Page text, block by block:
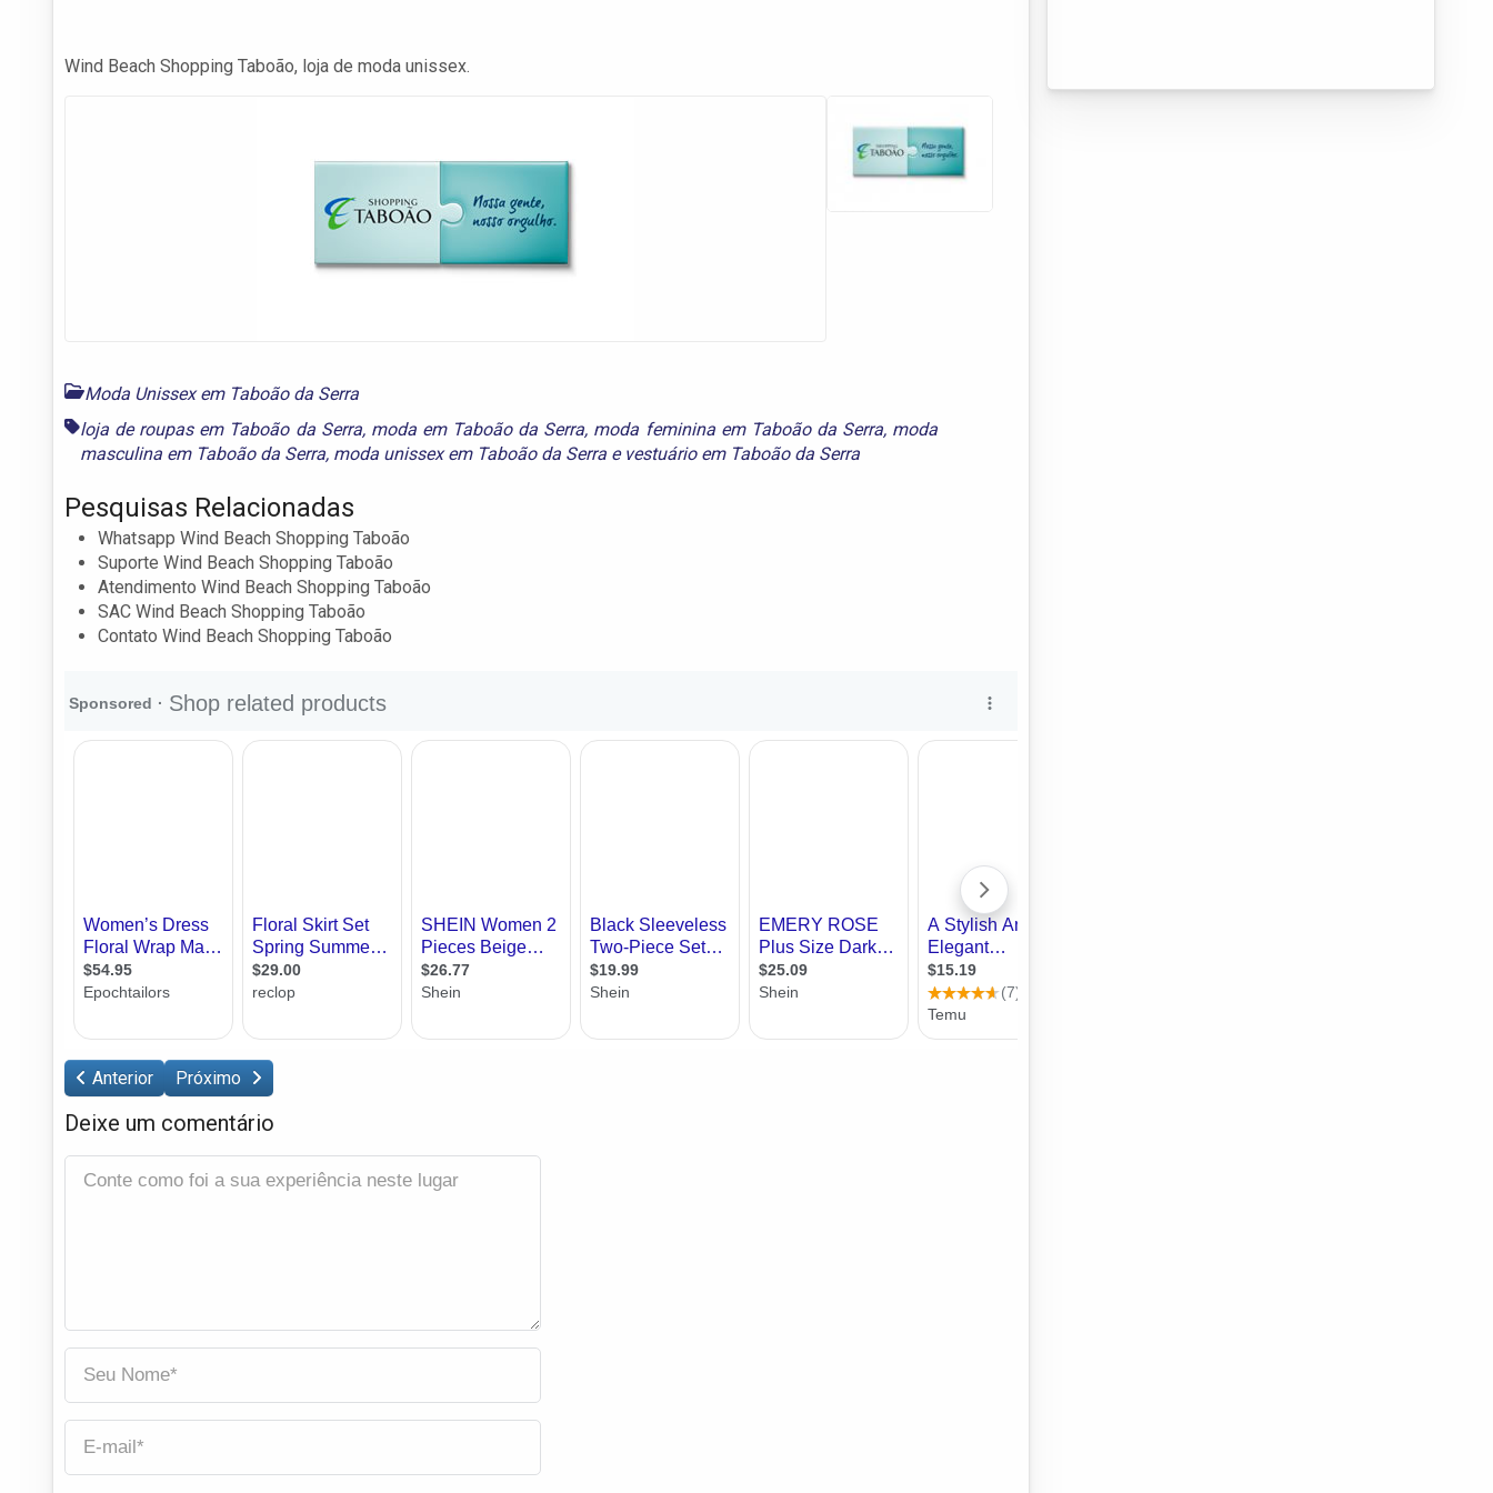
Wind Beach Shopping Taboão, loja de moda unissex.
Moda Unissex em Taboão da Serra
loja de roupas em Taboão da Serra, moda em Taboão da Serra, moda feminina em Taboão da Serra, moda
masculina em Taboão da Serra, moda unissex em Taboão da Serra e vestuário em Taboão da Serra
Pesquisas Relacionadas
Whatsapp Wind Beach Shopping Taboão
Suporte Wind Beach Shopping Taboão
Atendimento Wind Beach Shopping Taboão
SAC Wind Beach Shopping Taboão
Contato Wind Beach Shopping Taboão
Anterior Próximo
Deixe um comentário